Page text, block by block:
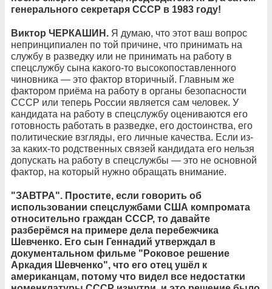
генерального секретаря СССР в 1983 году!
Виктор ЧЕРКАШИН. Я думаю, что этот ваш вопрос
непринципиален по той причине, что принимать на
службу в разведку или не принимать на работу в
спецслужбу сына какого-то высокопоставленного
чиновника — это фактор вторичный. Главным же
фактором приёма на работу в органы безопасности
СССР или теперь России является сам человек. У
кандидата на работу в спецслужбу оцениваются его
готовность работать в разведке, его достоинства, его
политические взгляды, его личные качества. Если из-
за каких-то родственных связей кандидата его нельзя
допускать на работу в спецслужбы — это не основной
фактор, на который нужно обращать внимание.
"ЗАВТРА". Простите, если говорить об
использовании спецслужбами США компромата
относительно граждан СССР, то давайте
разберёмся на примере дела перебежчика
Шевченко. Его сын Геннадий утверждал в
документальном фильме "Роковое решение
Аркадия Шевченко", что его отец ушёл к
американцам, потому что видел все недостатки